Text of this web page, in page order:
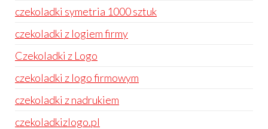
czekoladki symetria 1000 sztuk
czekoladki z logiem firmy
Czekoladki z Logo
czekoladki z logo firmowym
czekoladki z nadrukiem
czekoladkizlogo.pl